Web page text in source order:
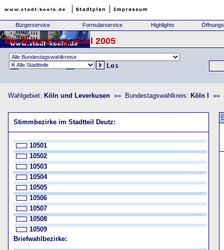
Bürgerservice Formularservice Highlights
Die Bundestagswahl 2005
Wahlgebiet: Köln und Leverkusen »» Bundestagswahlkreis: Köln I »»
Stimmbezirke im Stadtteil Deutz:
10501
10502
10503
10504
10505
10506
10507
10508
10509
Briefwahlbezirke: